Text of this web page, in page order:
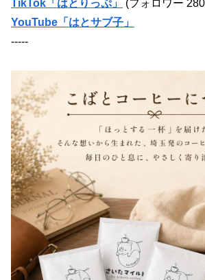
TikTok「はとりっぷ」
(フォロワー
YouTube「はとサブ子」
-----